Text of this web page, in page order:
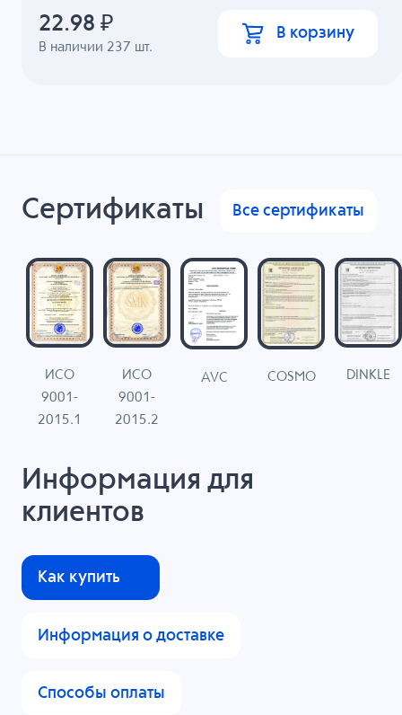
В наличии 237 шт.
22.98 ₽ В корзину
Сертификаты Все сертификаты
ИСО
9001-
2015.1
ИСО
9001-
2015.2
AVC COSMO DINKLE
Информация для
клиентов
Как купить
Информация о доставке
Способы оплаты